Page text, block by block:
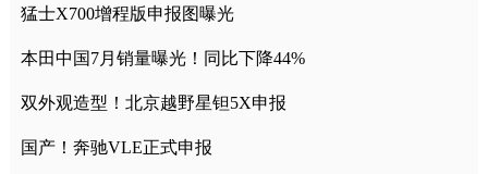
猛士X700增程版申报图曝光
本田中国7月销量曝光！同比下降44%
双外观造型！北京越野星钽5X申报
国产！奔驰VLE正式申报